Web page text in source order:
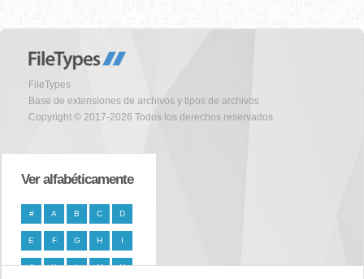
FileTypes
Base de extensiones de archivos y tipos de archivos
Copyright © 2017-2026 Todos los derechos reservados
Ver alfabéticamente
# A B C D
E F G H I
J K L M N